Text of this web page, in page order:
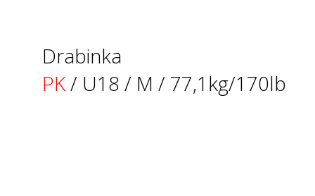
Drabinka
PK/ U18 / M / 77,1kg/170lb